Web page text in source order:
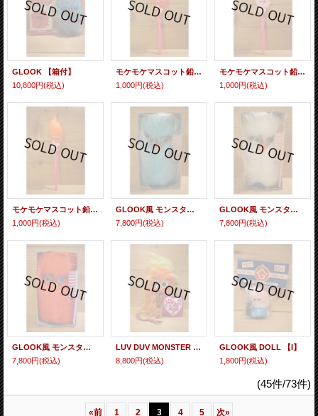
GLOOK 【箱付】
10,800円(税込)
モケモケマスコット鉛筆【J】
1,000円(税込)
モケモケマスコット鉛筆【I】
1,000円(税込)
モケモケマスコット鉛筆【H】
1,000円(税込)
GLOOK風 モンスタードール 【N】
7,800円(税込)
GLOOK風 モンスタードール 【M】
7,800円(税込)
GLOOK風 モンスタードール 【L】
7,800円(税込)
LUV DUV MONSTER DOLL
8,800円(税込)
GLOOK風 DOLL 【I】
1,800円(税込)
(45件/73件)
«前 1 2 3 4 5 次»